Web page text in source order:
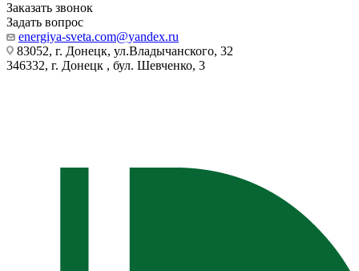
Заказать звонок
Задать вопрос
energiya-sveta.com@yandex.ru
83052, г. Донецк, ул.Владычанского, 32
346332, г. Донецк , бул. Шевченко, 3